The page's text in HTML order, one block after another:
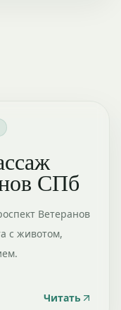
СПб
Ветеранов
с животом,
Читать